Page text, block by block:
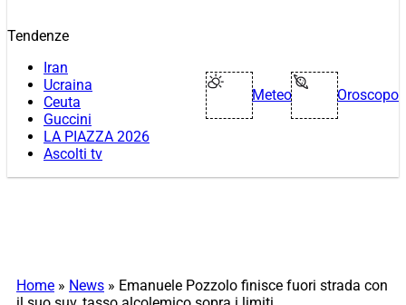
Tendenze
Iran
Ucraina
Ceuta
Guccini
LA PIAZZA 2026
Ascolti tv
Meteo Oroscopo
Home » News » Emanuele Pozzolo finisce fuori strada con